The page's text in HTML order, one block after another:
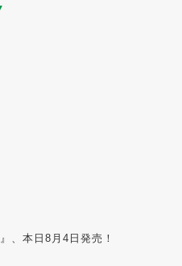
、本日8月4日発売！